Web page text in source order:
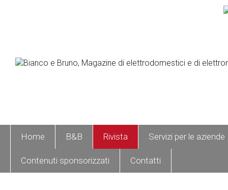
Home B&B Rivista Servizi per le aziende
Contenuti sponsorizzati Contatti